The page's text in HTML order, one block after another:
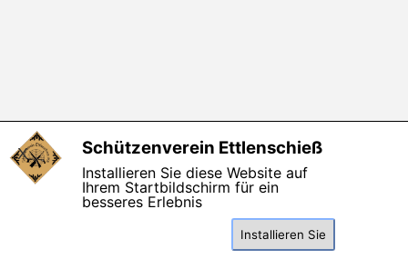
Schützenverein Ettlenschieß
Installieren Sie diese Website auf
Ihrem Startbildschirm für ein
besseres Erlebnis
Installieren Sie
X